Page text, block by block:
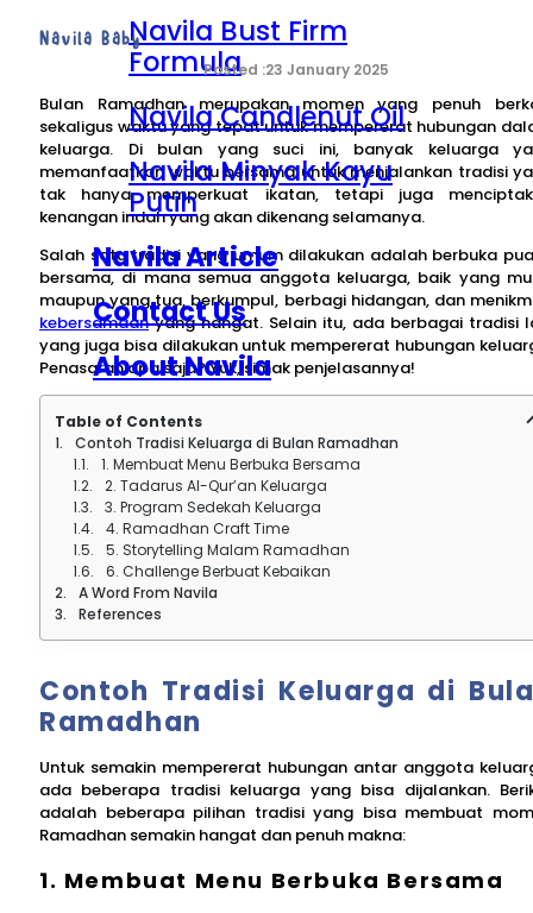
Navila Bust Firm
Formula
Navila Candlenut Oil
Navila Minyak Kayu
Putih
Navila Article
Contact Us
About Navila
Navila Baby
23 January 2025
Bulan Ramadhan merupakan momen yang penuh
sekaligus waktu yang tepat untuk mempererat hubungan
keluarga. Di bulan yang suci ini, banyak keluarga
memanfaatkan waktu bersama untuk menjalankan tradisi
tak hanya memperkuat ikatan, tetapi juga
kenangan indah yang akan dikenang selamanya.
Salah satu tradisi yang umum dilakukan adalah berbuka
bersama, di mana semua anggota keluarga, baik yang
maupun yang tua, berkumpul, berbagi hidangan, dan
kebersamaanyang hangat. Selain itu, ada berbagai tradisi
yang juga bisa dilakukan untuk mempererat hubungan
Penasaran apa saja? Yuk, simak penjelasannya!
Table of Contents
Contoh Tradisi Keluarga di Bulan Ramadhan
1. Membuat Menu Berbuka Bersama
2. Tadarus Al-Qur’an Keluarga
3. Program Sedekah Keluarga
4. Ramadhan Craft Time
5. Storytelling Malam Ramadhan
6. Challenge Berbuat Kebaikan
A Word From Navila
References
Contoh Tradisi Keluarga di
Ramadhan
Untuk semakin mempererat hubungan antar anggota
ada beberapa tradisi keluarga yang bisa dijalankan.
adalah beberapa pilihan tradisi yang bisa membuat
Ramadhan semakin hangat dan penuh makna:
1. Membuat Menu Berbuka Bersama